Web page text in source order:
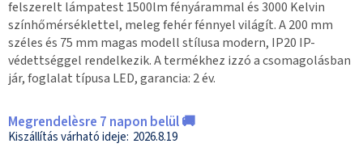
felszerelt lámpatest 1500lm fényárammal és 3000 Kelvin
színhőmérséklettel, meleg fehér fénnyel világít. A 200 mm
széles és 75 mm magas modell stílusa modern, IP20 IP-
védettséggel rendelkezik. A termékhez izzó a csomagolásban
jár, foglalat típusa LED, garancia: 2 év.
Megrendelèsre 7 napon belül 🚚
2026.8.19